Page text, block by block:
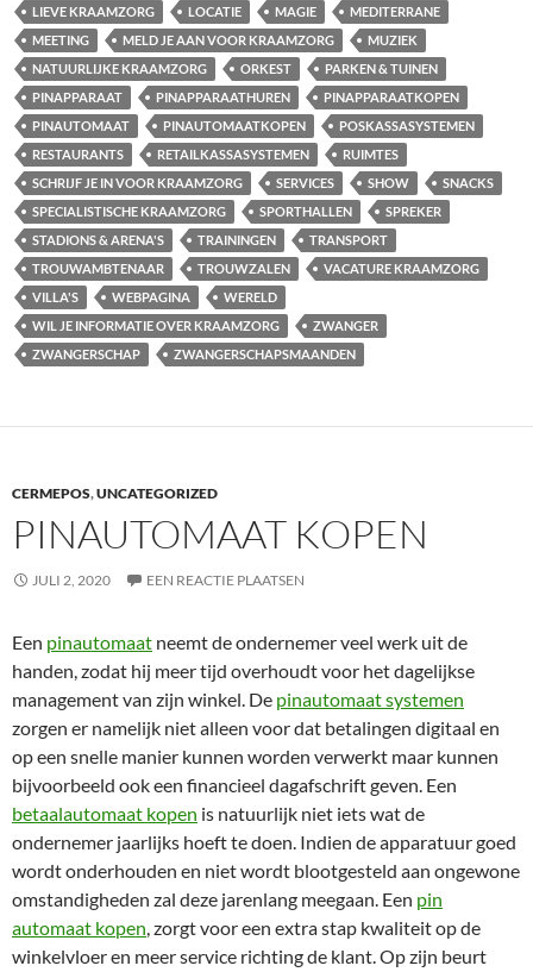
LIEVE KRAAMZORG
LOCATIE MAGIE
MEDITERRANE
MEETING
MELD JE AAN VOOR KRAAMZORG
MUZIEK
NATUURLIJKE KRAAMZORG
ORKEST
PARKEN & TUINEN
PINAPPARAAT
PINAPPARAATHUREN
PINAPPARAATKOPEN
PINAUTOMAAT
PINAUTOMAATKOPEN
POSKASSASYSTEMEN
RESTAURANTS
RETAILKASSASYSTEMEN
RUIMTES
SCHRIJF JE IN VOOR KRAAMZORG
SERVICES SHOW
SNACKS
SPECIALISTISCHE KRAAMZORG
SPORTHALLEN
SPREKER
STADIONS & ARENA'S
TRAININGEN
TRANSPORT
TROUWAMBTENAAR
TROUWZALEN
VACATURE KRAAMZORG
VILLA'S
WEBPAGINA
WERELD
WIL JE INFORMATIE OVER KRAAMZORG
ZWANGER
ZWANGERSCHAP
ZWANGERSCHAPSMAANDEN
CERMEPOS,UNCATEGORIZED
PINAUTOMAAT KOPEN
JULI 2, 2020 EEN REACTIE PLAATSEN
Een pinautomaat neemt de ondernemer veel werk uit de
handen, zodat hij meer tijd overhoudt voor het dagelijkse
management van zijn winkel. De pinautomaat systemen
zorgen er namelijk niet alleen voor dat betalingen digitaal en
op een snelle manier kunnen worden verwerkt maar kunnen
bijvoorbeeld ook een financieel dagafschrift geven. Een
betaalautomaat kopen is natuurlijk niet iets wat de
ondernemer jaarlijks hoeft te doen. Indien de apparatuur goed
wordt onderhouden en niet wordt blootgesteld aan ongewone
omstandigheden zal deze jarenlang meegaan. Een pin
automaat kopen, zorgt voor een extra stap kwaliteit op de
winkelvloer en meer service richting de klant. Op zijn beurt